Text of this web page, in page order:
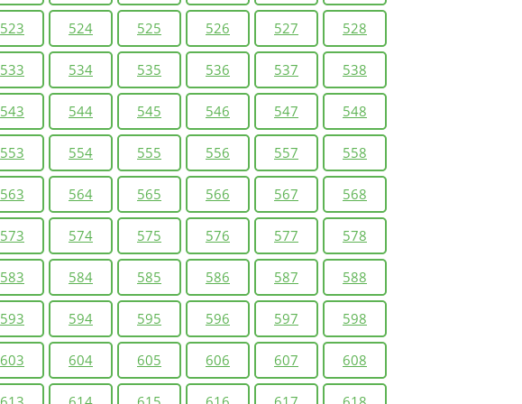
523 524 525 526 527 528
533 534 535 536 537 538
543 544 545 546 547 548
553 554 555 556 557 558
563 564 565 566 567 568
573 574 575 576 577 578
583 584 585 586 587 588
593 594 595 596 597 598
603 604 605 606 607 608